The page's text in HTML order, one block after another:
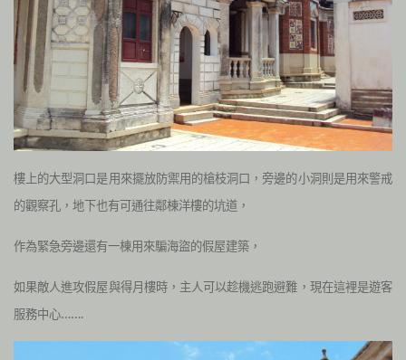
樓上的大型洞口是用來擺放防禦用的槍枝洞口，旁邊的小洞則是用來警戒
的觀察孔，地下也有可通往鄰棟洋樓的坑道，
作為緊急旁邊還有一棟用來騙海盜的假屋建築，
如果敵人進攻假屋與得月樓時，主人可以趁機逃跑避難，現在這裡是遊客
服務中心…….